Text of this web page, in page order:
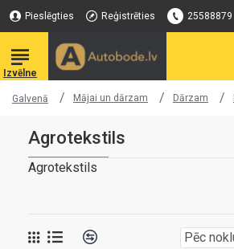
Pieslēgties Reģistrēties 25588879
Galvenā Mājai un dārzam Dārzam
Agrotekstils
Agrotekstils